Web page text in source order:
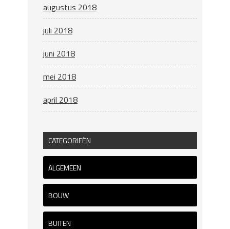
augustus 2018
juli 2018
juni 2018
mei 2018
april 2018
CATEGORIEËN
ALGEMEEN
BOUW
BUITEN